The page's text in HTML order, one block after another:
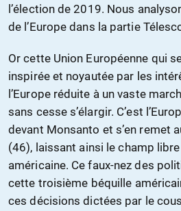
l’élection de 2019. Nous
de l’Europe dans la partie
Or cette Union Européenne qui
inspirée et noyautée par les
l’Europe réduite à un vaste
sans cesse s’élargir. C’est
devant Monsanto et s’en remet
(46), laissant ainsi le champ
américaine. Ce faux-nez des
cette troisième béquille
ces décisions dictées par le